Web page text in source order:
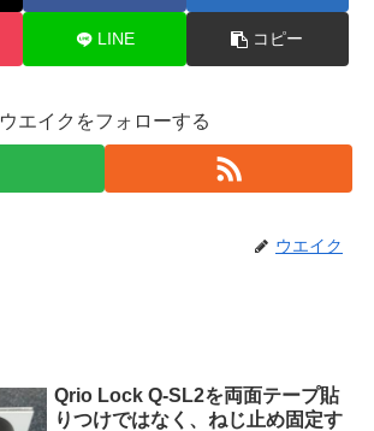
LINE コピー
ウエイクをフォローする
ウエイク
Qrio Lock Q-SL2を両面テープ貼
りつけではなく、ねじ止め固定す